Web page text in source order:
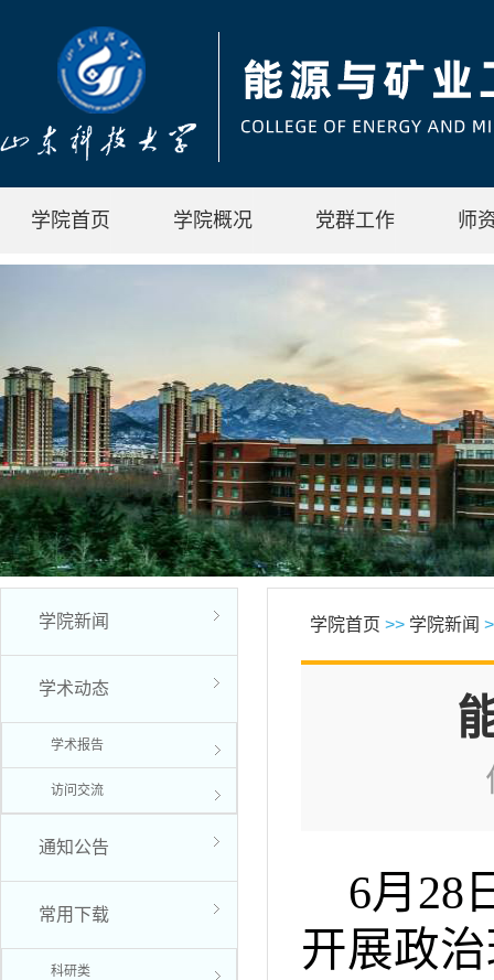
学院首页 学院概况 党群工作 师
学院新闻
学术动态
学术报告
访问交流
通知公告
常用下载
科研类
学院首页 >> 学院新闻
6月28
开展政